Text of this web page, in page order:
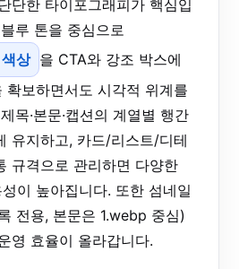
단한 타이포그래피가 핵심입
루 톤을 중심으로
상 을 CTA와 강조 박스에
확보하면서도 시각적 위계를
목·본문·캡션의 계열별 행간
유지하고, 카드/리스트/디테
규격으로 관리하면 다양한
이 높아집니다. 또한 섬네일
전용, 본문은 1.webp 중심)
영 효율이 올라갑니다.